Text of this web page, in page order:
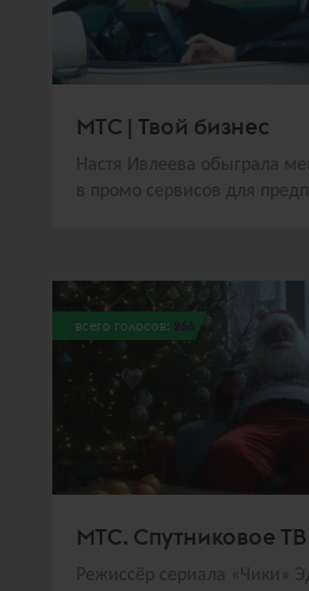
МТС | Твой бизнес
Настя Ивлеева обыграла
в промо сервисов для
всего голосов: 266
МТС. Спутниковое ТВ
Режиссёр сериала «Чики»